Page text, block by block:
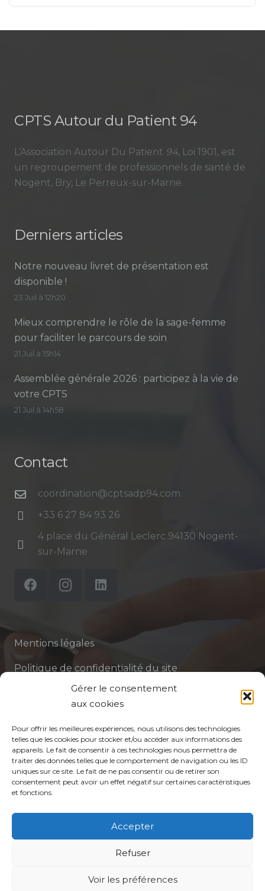
Gérer le consentement
aux cookies
Pour offrir les meilleures expériences, nous utilisons des technologies
telles que les cookies pour stocker et/ou accéder aux informations des
appareils. Le fait de consentir à ces technologies nous permettra de
traiter des données telles que le comportement de navigation ou les ID
uniques sur ce site. Le fait de ne pas consentir ou de retirer son
consentement peut avoir un effet négatif sur certaines caractéristiques
et fonctions.
Accepter
Refuser
Voir les préférences
CPTS Autour du Patient 94
L’Association Autour Du Patient 94, Loi 1901, est
un regroupement de professionnels de santé de
Nogent, Bry, Le Perreux-sur-Marne.
Derniers articles
Notre nouveau livret de présentation est
disponible !
23 Juil à 12h20
Mieux comprendre le rôle de la sage-femme
pour faciliter le parcours de soin
21 Juil à 15h14
Assemblée générale 2026 : participez à la vie de
votre CPTS
21 Juil à 14h58
Contact
coordination@cptsadp94.com
+33 6 27 84 93 26
4 place du Général Leclerc 94130 Nogent-
sur-Marne
Mentions légales
Politique de confidentialité du site
Politique de protection des données de la CPTS
Votre CPTS
Professionnels de santé